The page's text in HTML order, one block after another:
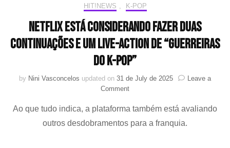
HIT!NEWS K-POP
Netflix está considerando fazer duas
continuações e um live-action de “Guerreiras
do K-pop”
by Nini Vasconcelos updated on 31 de July de 2025
Leave a
Commenton
está
considerando
fazer
Ao que tudo indica, a plataforma também está avaliando
outros desdobramentos para a franquia.